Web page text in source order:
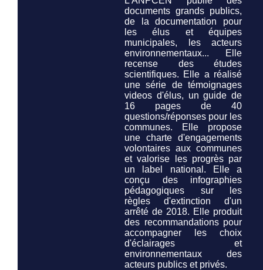
documents grands publics,
de la documentation pour
les élus et équipes
municipales, les acteurs
environnementaux... Elle
recense des études
scientifiques. Elle a réalisé
une série de témoignages
videos d'élus, un guide de
16 pages de 40
questions/réponses pour les
communes. Elle propose
une charte d'engagements
volontaires aux communes
et valorise les progrès par
un label national. Elle a
conçu des infographies
pédagogiques sur les
règles d'extinction d'un
arrêté de 2018. Elle produit
des recommandations pour
accompagner les choix
d'éclairages et
environnementaux des
acteurs publics et privés.